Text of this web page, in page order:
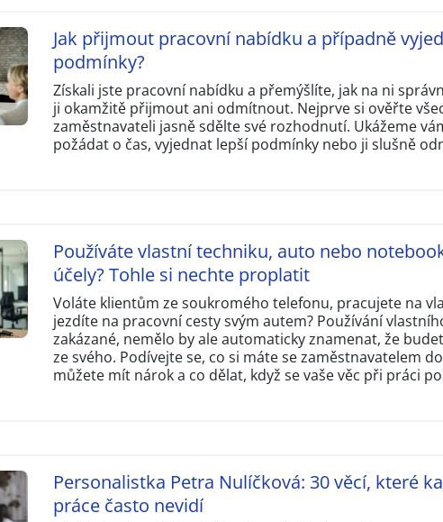
Jak přijmout pracovní nabídku a případně
podmínky?
Získali jste pracovní nabídku a přemýšlíte, jak na ni
ji okamžitě přijmout ani odmítnout. Nejprve si ověřte
zaměstnavateli jasně sdělte své rozhodnutí. Ukážeme
požádat o čas, vyjednat lepší podmínky nebo ji slušně
Používáte vlastní techniku, auto nebo
účely? Tohle si nechte proplatit
Voláte klientům ze soukromého telefonu, pracujete na
jezdíte na pracovní cesty svým autem? Používání
zakázané, nemělo by ale automaticky znamenat, že
ze svého. Podívejte se, co si máte se zaměstnavatelem
můžete mít nárok a co dělat, když se vaše věc při práci
Personalistka Petra Nulíčková: 30 věcí, které
práce často nevidí